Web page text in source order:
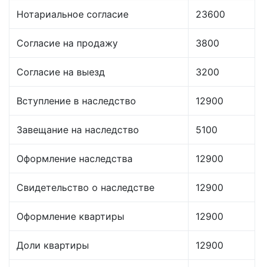
Нотариальное согласие 23600
Согласие на продажу 3800
Согласие на выезд 3200
Вступление в наследство 12900
Завещание на наследство 5100
Оформление наследства 12900
Свидетельство о наследстве 12900
Оформление квартиры 12900
Доли квартиры 12900